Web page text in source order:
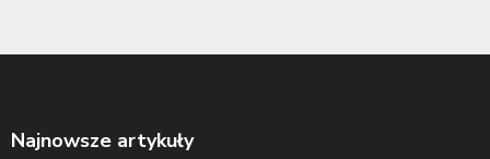
Najnowsze artykuły